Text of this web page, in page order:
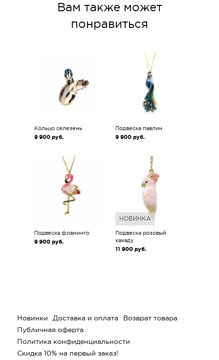
Вам также может
понравиться
Кольцо селезень
9 900 руб.
Подвеска павлин
9 900 руб.
Подвеска фламинго
9 900 руб.
НОВИНКА
Подвеска розовый
какаду
11 900 руб.
Новинки Доставка и оплата
Возврат товара
Публичная оферта
Политика конфиденциальности
Скидка 10% на первый заказ!